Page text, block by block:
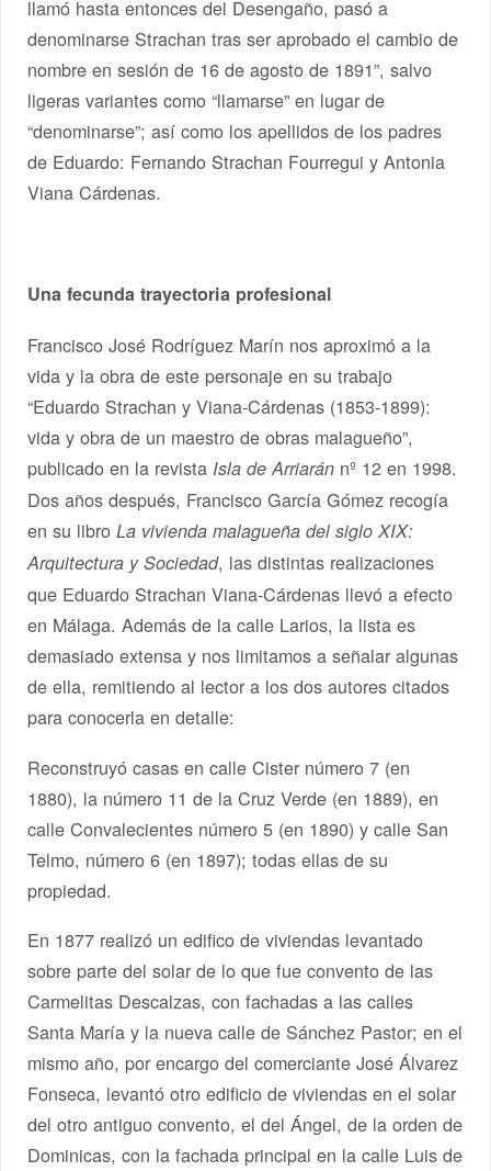
llamó hasta entonces del Desengaño, pasó a
denominarse Strachan tras ser aprobado el cambio de
nombre en sesión de 16 de agosto de 1891”, salvo
ligeras variantes como “llamarse” en lugar de
“denominarse”; así como los apellidos de los padres
de Eduardo: Fernando Strachan Fourregui y Antonia
Viana Cárdenas.
Una fecunda trayectoria profesional
Francisco José Rodríguez Marín nos aproximó a la
vida y la obra de este personaje en su trabajo
“Eduardo Strachan y Viana-Cárdenas (1853-1899):
vida y obra de un maestro de obras malagueño”,
publicado en la revista Isla de Arriarán nº 12 en 1998.
Dos años después, Francisco García Gómez recogía
en su libroLa vivienda malagueña del siglo XIX:
Arquitectura y Sociedad, las distintas realizaciones
que Eduardo Strachan Viana-Cárdenas llevó a efecto
en Málaga. Además de la calle Larios, la lista es
demasiado extensa y nos limitamos a señalar algunas
de ella, remitiendo al lector a los dos autores citados
para conocerla en detalle:
Reconstruyó casas en calle Cister número 7 (en
1880), la número 11 de la Cruz Verde (en 1889), en
calle Convalecientes número 5 (en 1890) y calle San
Telmo, número 6 (en 1897); todas ellas de su
propiedad.
En 1877 realizó un edifico de viviendas levantado
sobre parte del solar de lo que fue convento de las
Carmelitas Descalzas, con fachadas a las calles
Santa María y la nueva calle de Sánchez Pastor; en el
mismo año, por encargo del comerciante José Álvarez
Fonseca, levantó otro edificio de viviendas en el solar
del otro antiguo convento, el del Ángel, de la orden de
Dominicas, con la fachada principal en la calle Luis de